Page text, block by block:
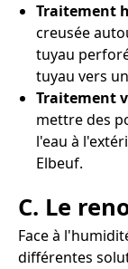
Traitement
creusée
tuyau
tuyau vers
Traitement
mettre des
l'eau à
Elbeuf.
C. Le
Face à
différentes